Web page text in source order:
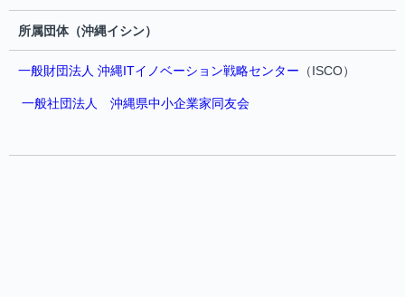
所属団体（沖縄イシン）
一般財団法人 沖縄ITイノベーション戦略センター （ISCO）
一般社団法人 沖縄県中小企業家同友会